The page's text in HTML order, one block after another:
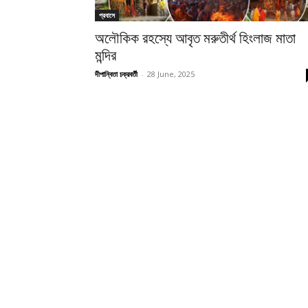
প্রবাসে
অলৌকিক রহস্যে আবৃত মরুতীর্থ হিংলাজ মাতা
মন্দির
দীপান্বিতা চক্রবর্তী - 28 June, 2025